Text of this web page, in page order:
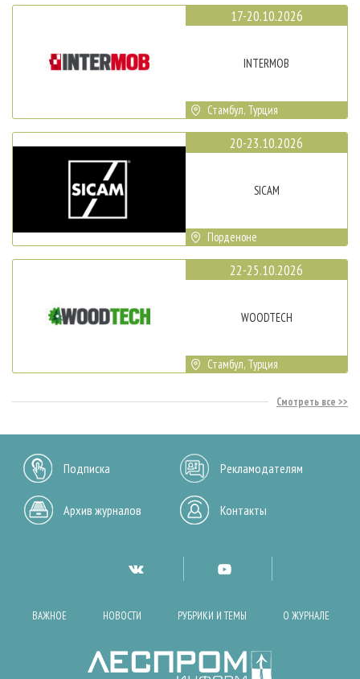
17-20.10.2026
INTERMOB
Стамбул, Турция
20-23.10.2026
SICAM
Порденоне
22-25.10.2026
WOODTECH
Стамбул, Турция
Смотреть все
Подписка Рекламодателям
Архив журналов Контакты
ВАЖНОЕ НОВОСТИ РУБРИКИ И ТЕМЫ О ЖУРНАЛЕ